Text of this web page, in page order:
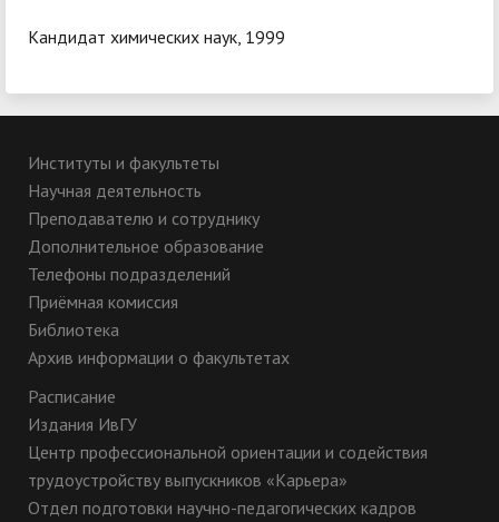
Кандидат химических наук, 1999
Институты и факультеты
Научная деятельность
Преподавателю и сотруднику
Дополнительное образование
Телефоны подразделений
Приёмная комиссия
Библиотека
Архив информации о факультетах
Расписание
Издания ИвГУ
Центр профессиональной ориентации и содействия
трудоустройству выпускников «Карьера»
Отдел подготовки научно-педагогических кадров